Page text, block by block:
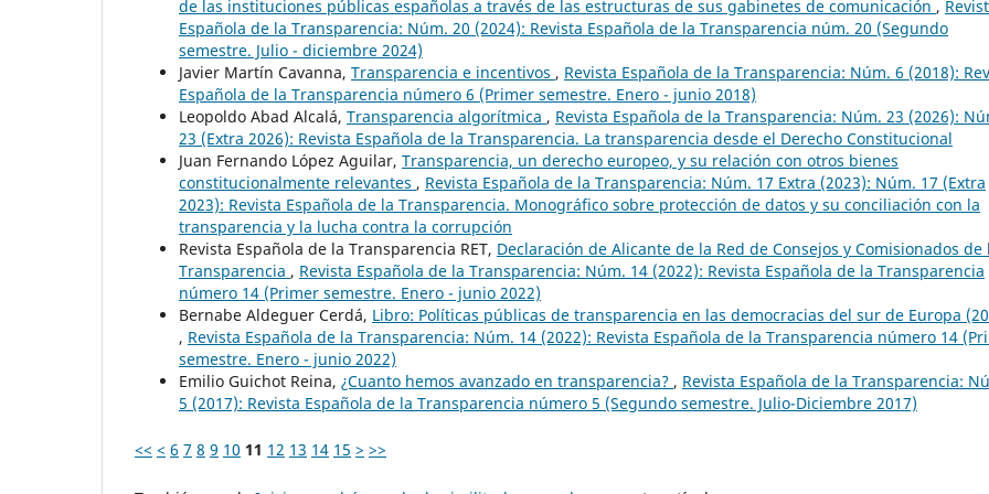
de las instituciones públicas españolas a través de las estructuras de sus gabinetes de comunicación ,
Española de la Transparencia: Núm. 20 (2024): Revista Española de la Transparencia núm. 20 (Segundo
semestre. Julio - diciembre 2024)
Javier Martín Cavanna, Transparencia e incentivos , Revista Española de la Transparencia: Núm. 6 (2018):
Española de la Transparencia número 6 (Primer semestre. Enero - junio 2018)
Leopoldo Abad Alcalá, Transparencia algorítmica , Revista Española de la Transparencia: Núm. 23 (2026):
23 (Extra 2026): Revista Española de la Transparencia. La transparencia desde el Derecho Constitucional
Juan Fernando López Aguilar, Transparencia, un derecho europeo, y su relación con otros bienes
constitucionalmente relevantes , Revista Española de la Transparencia: Núm. 17 Extra (2023): Núm. 17 (Extra
2023): Revista Española de la Transparencia. Monográfico sobre protección de datos y su conciliación con la
transparencia y la lucha contra la corrupción
Revista Española de la Transparencia RET, Declaración de Alicante de la Red de Consejos y Comisionados de
Transparencia , Revista Española de la Transparencia: Núm. 14 (2022): Revista Española de la Transparencia
número 14 (Primer semestre. Enero - junio 2022)
Bernabe Aldeguer Cerdá, Libro: Políticas públicas de transparencia en las democracias del sur de Europa
, Revista Española de la Transparencia: Núm. 14 (2022): Revista Española de la Transparencia número 14
semestre. Enero - junio 2022)
Emilio Guichot Reina, ¿Cuanto hemos avanzado en transparencia? , Revista Española de la Transparencia:
5 (2017): Revista Española de la Transparencia número 5 (Segundo semestre. Julio-Diciembre 2017)
<< < 6 7 8 9 10 11 12 13 14 15 > >>